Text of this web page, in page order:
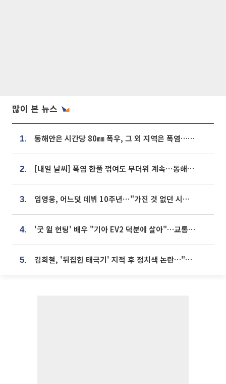
많이 본 뉴스
1. 동해안은 시간당 80㎜ 폭우, 그 외 지역은 폭염…‘극과 극 날씨’
2. [내일 날씨] 폭염 한풀 꺾여도 무더위 계속⋯동해안 이틀 연속 비
3. 임영웅, 어느덧 데뷔 10주년⋯"가진 것 없던 시절, 내 앞엔 20명의 팬뿐"
4. '굿 윌 헌팅' 배우 "기아 EV2 덕분에 살아"…교통사고 후 안전성 극찬
5. 김희철, '뒤집힌 태극기' 지적 후 정치색 논란…"좌우 떠나 우리나라 국기"